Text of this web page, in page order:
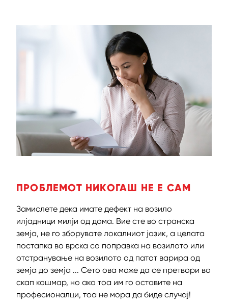
ПРОБЛЕМОТ НИКОГАШ НЕ Е САМ
Замислете дека имате дефект на возило
илјадници милји од дома. Вие сте во странска
земја, не го зборувате локалниот јазик, а целата
постапка во врска со поправка на возилото или
отстранување на возилото од патот варира од
земја до земја ... Сето ова може да се претвори во
скап кошмар, но ако тоа им го оставите на
професионалци, тоа не мора да биде случај!